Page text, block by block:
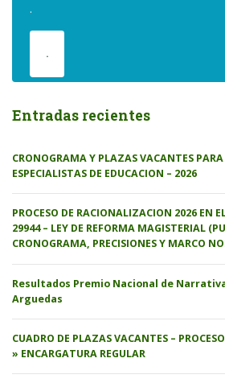
.
.
Entradas recientes
CRONOGRAMA Y PLAZAS VACANTES
ESPECIALISTAS DE EDUCACION – 2026
PROCESO DE RACIONALIZACION 2026 EN
29944 – LEY DE REFORMA MAGISTERIAL
CRONOGRAMA, PRECISIONES Y MARCO
Resultados Premio Nacional de
Arguedas
CUADRO DE PLAZAS VACANTES –
» ENCARGATURA REGULAR